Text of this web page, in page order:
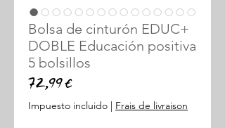
Bolsa de cinturón EDUC+
DOBLE Educación positiva
5 bolsillos
72,99 €Precio
Impuesto incluido | Frais de livraison